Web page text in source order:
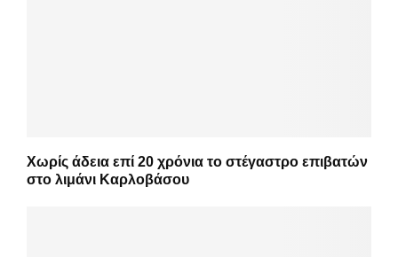
Χωρίς άδεια επί 20 χρόνια το στέγαστρο επιβατών
στο λιμάνι Καρλοβάσου